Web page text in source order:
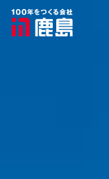
KAJIMAはつ